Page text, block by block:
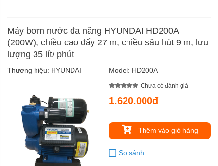
Máy bơm nước đa năng HYUNDAI HD200A
(200W), chiều cao đẩy 27 m, chiều sâu hút 9 m, lưu
lượng 35 lít/ phút
Thương hiệu: HYUNDAI Model: HD200A
Chưa có đánh giá
1.620.000đ
Thêm vào giỏ hàng
So sánh